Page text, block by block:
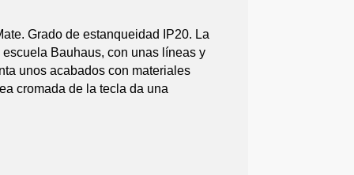
Grado de estanqueidad IP20. La
Bauhaus, con unas líneas y
unos acabados con materiales
cromada de la tecla da una